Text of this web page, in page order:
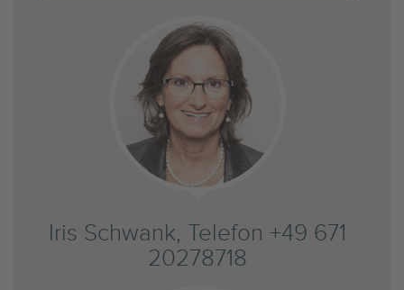
Iris Schwank, Telefon +49 671
20278718